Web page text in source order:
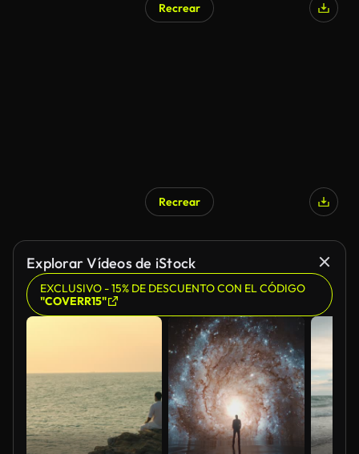
Recrear
Recrear
Explorar Vídeos de iStock
EXCLUSIVO - 15% DE DESCUENTO CON EL CÓDIGO
"COVERR15"